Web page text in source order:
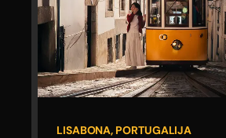
LISABONA, PORTUGALIJA